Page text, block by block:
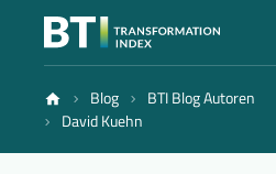
Index
Blog
BTI Blog Autoren
David Kuehn